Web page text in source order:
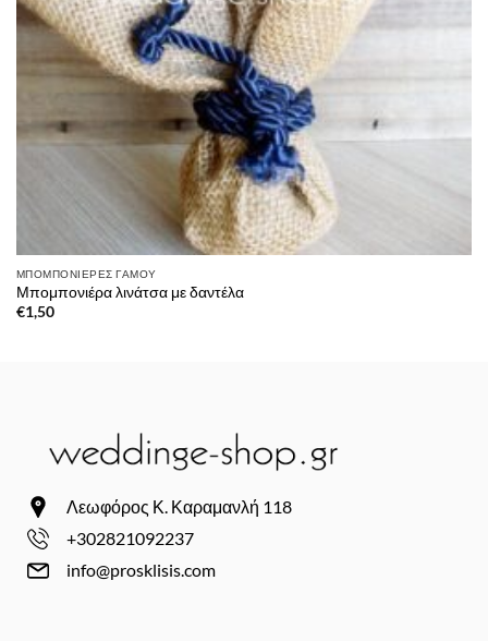
ΜΠΟΜΠΟΝΙΈΡΕΣ ΓΆΜΟΥ
Μπομπονιέρα λινάτσα με δαντέλα
€1,50
Λεωφόρος Κ. Καραμανλή 118
+302821092237
info@prosklisis.com